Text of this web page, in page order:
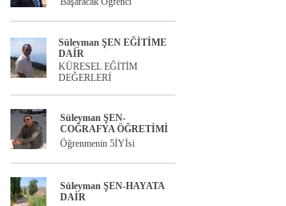
Süleyman ŞEN EĞİTİME
DAİR
KÜRESEL EĞİTİM
DEĞERLERİ
Süleyman ŞEN-
COĞRAFYA ÖĞRETİMİ
Öğrenmenin 5İYİsi
Süleyman ŞEN-HAYATA
DAİR